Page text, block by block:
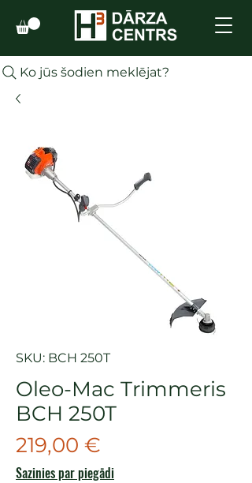
Ko jūs šodien meklējat?
SKU: BCH 250T
Oleo-Mac Trimmeris
BCH 250T
219,00 €
Sazinies par piegādi